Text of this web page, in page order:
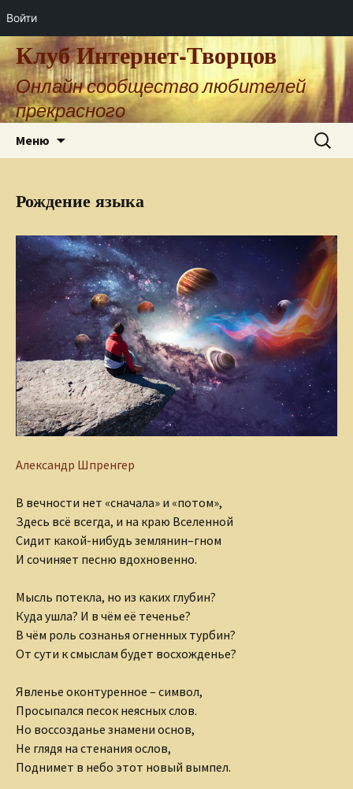
Войти
Клуб Интернет-Творцов
Онлайн сообщество любителей
прекрасного
Меню Найти:
Рождение языка
Александр Шпренгер
В вечности нет «сначала» и «потом»,
Здесь всё всегда, и на краю Вселенной
Сидит какой-нибудь землянин–гном
И сочиняет песню вдохновенно.
Мысль потекла, но из каких глубин?
Куда ушла? И в чём её теченье?
В чём роль сознанья огненных турбин?
От сути к смыслам будет восхожденье?
Явленье оконтуренное – символ,
Просыпался песок неясных слов.
Но воссозданье знамени основ,
Не глядя на стенания ослов,
Поднимет в небо этот новый вымпел.